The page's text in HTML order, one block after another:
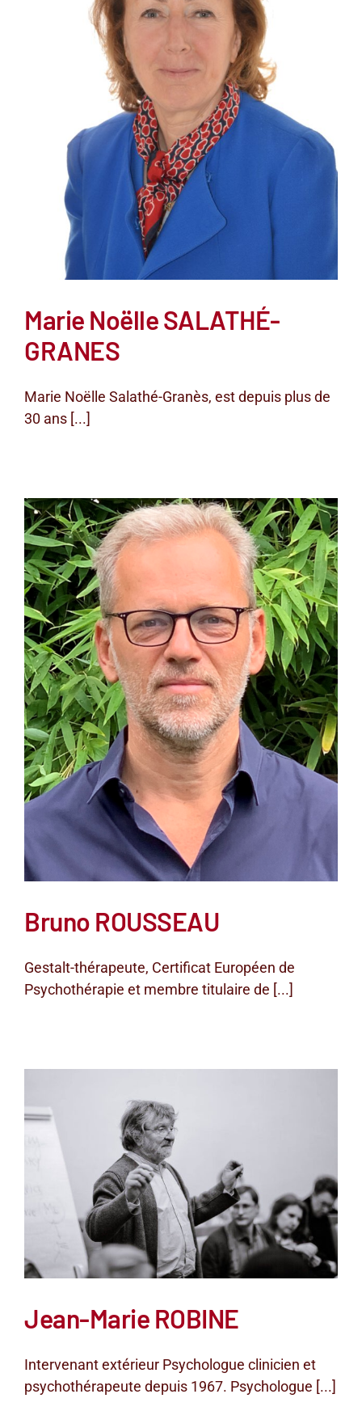
Marie Noëlle SALATHÉ-
GRANES
Marie Noëlle Salathé-Granès, est depuis plus de
30 ans [...]
Bruno ROUSSEAU
Gestalt-thérapeute, Certificat Européen de
Psychothérapie et membre titulaire de [...]
Jean-Marie ROBINE
Intervenant extérieur Psychologue clinicien et
psychothérapeute depuis 1967. Psychologue [...]